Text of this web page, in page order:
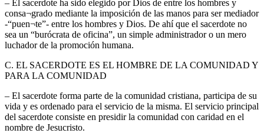
– El sacerdote ha sido elegido por Dios de entre los hombres y
consa¬grado mediante la imposición de las manos para ser mediador
-“puen¬te”- entre los hombres y Dios. De ahí que el sacerdote no
sea un “burócrata de oficina”, un simple administrador o un mero
luchador de la promoción humana.
C. EL SACERDOTE ES EL HOMBRE DE LA COMUNIDAD Y
PARA LA COMUNIDAD
– El sacerdote forma parte de la comunidad cristiana, participa de su
vida y es ordenado para el servicio de la misma. El servicio principal
del sacerdote consiste en presidir la comunidad con caridad en el
nombre de Jesucristo.